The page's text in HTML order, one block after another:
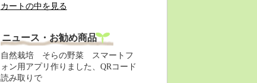
カートの中を見る
ニュース・お勧め商品
自然栽培 そらの野菜 スマートフ
ォン用アプリ作りました、QRコード
読み取りで